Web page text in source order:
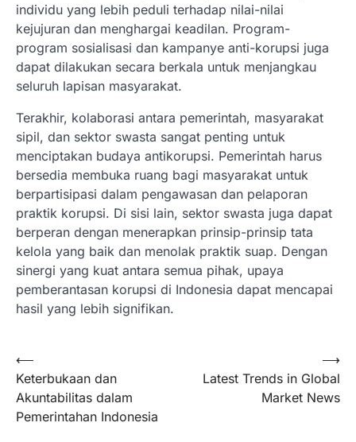
individu yang lebih peduli terhadap nilai-nilai
kejujuran dan menghargai keadilan. Program-
program sosialisasi dan kampanye anti-korupsi juga
dapat dilakukan secara berkala untuk menjangkau
seluruh lapisan masyarakat.
Terakhir, kolaborasi antara pemerintah, masyarakat
sipil, dan sektor swasta sangat penting untuk
menciptakan budaya antikorupsi. Pemerintah harus
bersedia membuka ruang bagi masyarakat untuk
berpartisipasi dalam pengawasan dan pelaporan
praktik korupsi. Di sisi lain, sektor swasta juga dapat
berperan dengan menerapkan prinsip-prinsip tata
kelola yang baik dan menolak praktik suap. Dengan
sinergi yang kuat antara semua pihak, upaya
pemberantasan korupsi di Indonesia dapat mencapai
hasil yang lebih signifikan.
Post
navigation
⟵
Keterbukaan dan
Akuntabilitas dalam
Pemerintahan Indonesia
Latest Trends in Global
Market News
⟶